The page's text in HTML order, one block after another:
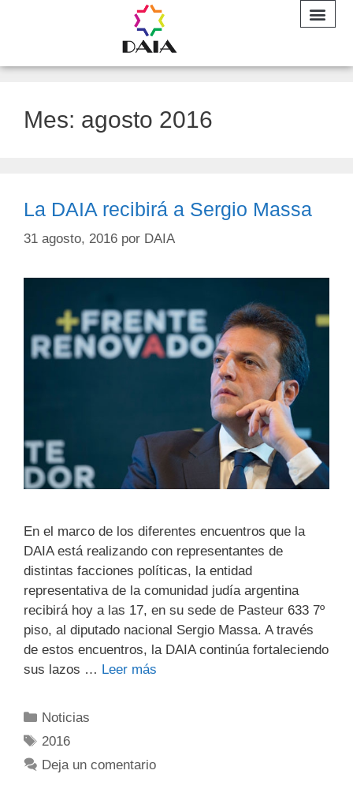
Mes: agosto 2016
La DAIA recibirá a Sergio Massa
31 agosto, 2016 por DAIA
En el marco de los diferentes encuentros que la
DAIA está realizando con representantes de
distintas facciones políticas, la entidad
representativa de la comunidad judía argentina
recibirá hoy a las 17, en su sede de Pasteur 633 7º
piso, al diputado nacional Sergio Massa. A través
de estos encuentros, la DAIA continúa fortaleciendo
sus lazos … Leer más
Noticias
2016
Deja un comentario